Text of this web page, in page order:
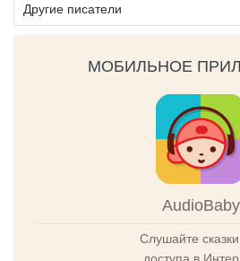
Другие писатели
МОБИЛЬНОЕ
AudioBaby
Слушайте
доступа в